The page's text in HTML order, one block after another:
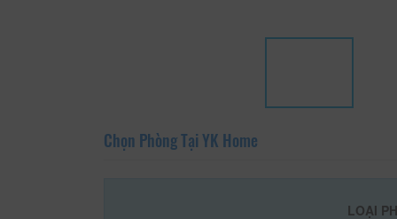
Chọn Phòng Tại YK Home
LOẠI